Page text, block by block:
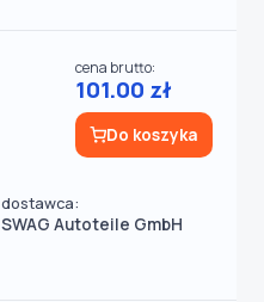
dostawca:
SWAG Autoteile GmbH
cena brutto:
101.00 zł
Do koszyka